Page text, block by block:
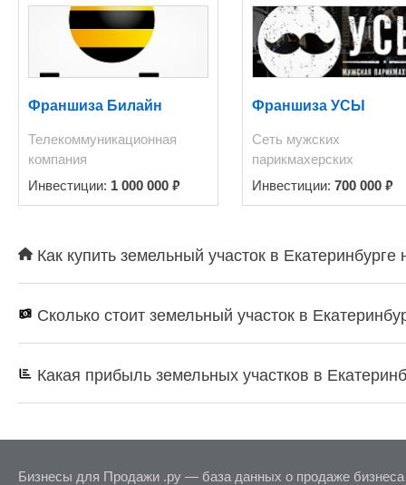
- не беспокоить!
Предусмотрены выезды на ЕКАД. Вид права на участок -
Посредникам - не
Франшиза Билайн
Телекоммуникационная
компания
Инвестиции: 1 000 000 ₽
Франшиза УСЫ
Сеть мужских
парикмахерских
Инвестиции: 700 000 ₽
Как купить земельный участок в
Сколько стоит земельный участок в
Какая прибыль земельных участков в
Бизнесы для Продажи .ру — база данных о продаже